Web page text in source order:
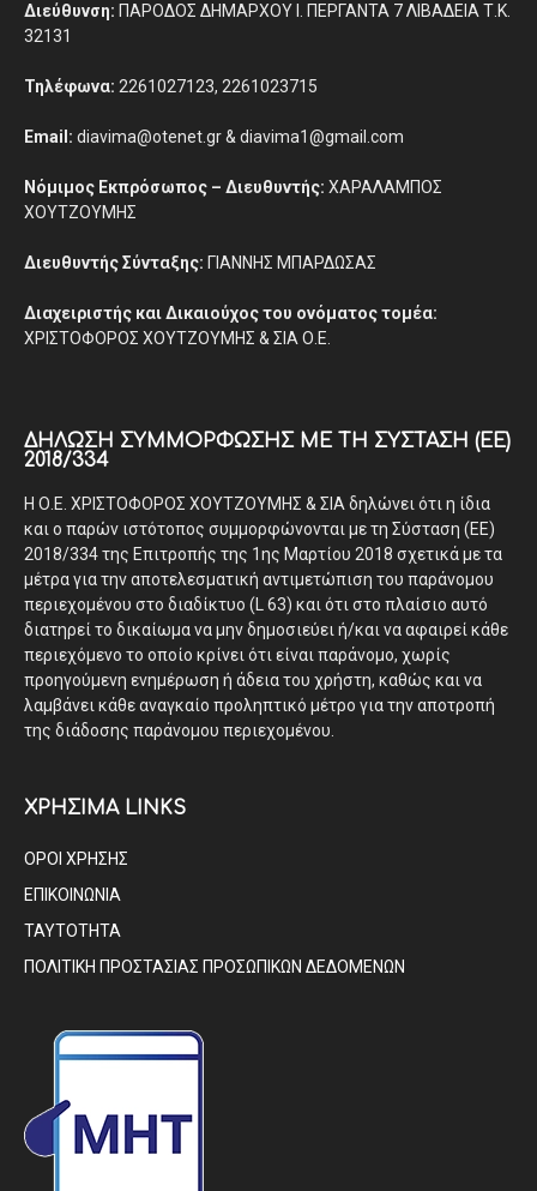
Διεύθυνση: ΠΑΡΟΔΟΣ ΔΗΜΑΡΧΟΥ Ι. ΠΕΡΓΑΝΤΑ 7 ΛΙΒΑΔΕΙΑ Τ.Κ.
32131
Τηλέφωνα: 2261027123, 2261023715
Email: diavima@otenet.gr & diavima1@gmail.com
Νόμιμος Εκπρόσωπος – Διευθυντής: ΧΑΡΑΛΑΜΠΟΣ
ΧΟΥΤΖΟΥΜΗΣ
Διευθυντής Σύνταξης: ΓΙΑΝΝΗΣ ΜΠΑΡΔΩΣΑΣ
Διαχειριστής και Δικαιούχος του ονόματος τομέα:
ΧΡΙΣΤΟΦΟΡΟΣ ΧΟΥΤΖΟΥΜΗΣ & ΣΙΑ Ο.Ε.
ΔΉΛΩΣΗ ΣΥΜΜΌΡΦΩΣΗΣ ΜΕ ΤΗ ΣΎΣΤΑΣΗ (ΕΕ)
2018/334
Η Ο.Ε. ΧΡΙΣΤΟΦΟΡΟΣ ΧΟΥΤΖΟΥΜΗΣ & ΣΙΑ δηλώνει ότι η ίδια
και ο παρών ιστότοπος συμμορφώνονται με τη Σύσταση (ΕΕ)
2018/334 της Επιτροπής της 1ης Μαρτίου 2018 σχετικά με τα
μέτρα για την αποτελεσματική αντιμετώπιση του παράνομου
περιεχομένου στο διαδίκτυο (L 63) και ότι στο πλαίσιο αυτό
διατηρεί το δικαίωμα να μην δημοσιεύει ή/και να αφαιρεί κάθε
περιεχόμενο το οποίο κρίνει ότι είναι παράνομο, χωρίς
προηγούμενη ενημέρωση ή άδεια του χρήστη, καθώς και να
λαμβάνει κάθε αναγκαίο προληπτικό μέτρο για την αποτροπή
της διάδοσης παράνομου περιεχομένου.
ΧΡΗΣΙΜΑ LINKS
ΟΡΟΙ ΧΡΗΣΗΣ
ΕΠΙΚΟΙΝΩΝΙΑ
ΤΑΥΤΟΤΗΤΑ
ΠΟΛΙΤΙΚΗ ΠΡΟΣΤΑΣΙΑΣ ΠΡΟΣΩΠΙΚΩΝ ΔΕΔΟΜΕΝΩΝ